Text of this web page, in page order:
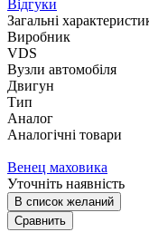
Відгуки
Загальні
Виробник
VDS
Вузли автомобіля
Двигун
Тип
Аналог
Аналогічні товари
Венец маховика
Уточніть наявність
В список желаний
Сравнить